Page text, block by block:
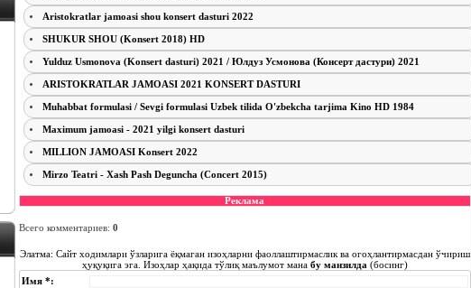
Aristokratlar jamoasi shou konsert dasturi 2022
SHUKUR SHOU (Konsert 2018) HD
Yulduz Usmonova (Konsert dasturi) 2021 / Юлдуз Усмонова (Консерт дастури) 2021
ARISTOKRATLAR JAMOASI 2021 KONSERT DASTURI
Muhabbat formulasi / Sevgi formulasi Uzbek tilida O'zbekcha tarjima Kino HD 1984
Maximum jamoasi - 2021 yilgi konsert dasturi
MILLION JAMOASI Konsert 2022
Mirzo Teatri - Xash Pash Deguncha (Concert 2015)
Реклама
Всего комментариев: 0
Элатма: Сайт ходимлари ўзларига ёқмаган изоҳларни фаоллаштирмаслик ва огоҳлантирмасдан ўчириш
ҳуқуқига эга. Изоҳлар ҳақида тўлиқ маълумот манабу манзилда (босинг)
Имя *: